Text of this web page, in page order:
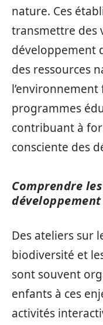
nature. Ces
transmettre des
développement
des ressources
programmes
contribuant à
consciente des
Comprendre
Des ateliers sur
biodiversité et
sont souvent
enfants à ces
activités